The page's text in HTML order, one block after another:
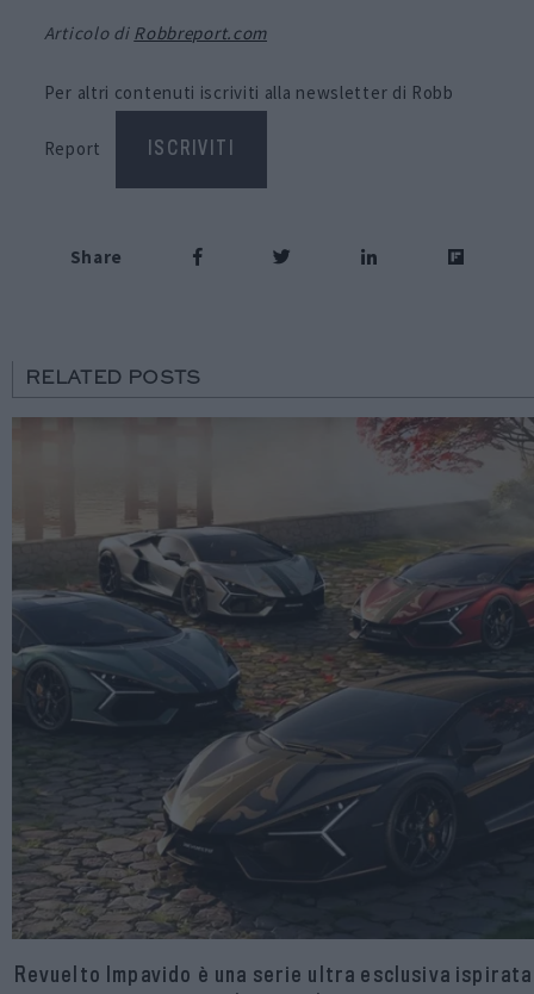
Articolo di Robbreport.com
Per altri contenuti iscriviti alla newsletter di Robb
Report ISCRIVITI
Share
RELATED POSTS
Revuelto Impavido è una serie ultra esclusiva ispirata